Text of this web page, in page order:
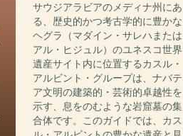
サウジアラビアのメディナ州にあ
る、歴史的かつ考古学的に豊かな
ヘグラ（マダイン・サレハまたは
アル・ヒジュル）のユネスコ世界
遺産サイト内に位置するカスル・
アルビント・グループは、ナバテ
ア文明の建築的・芸術的卓越性を
示す、息をのむような岩窟墓の集
合体です。このガイドでは、カス